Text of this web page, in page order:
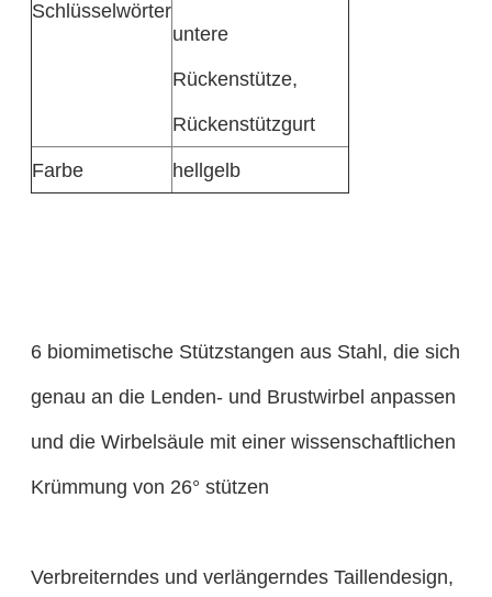
Schlüsselwörter
untere
Rückenstütze,
Rückenstützgurt
Farbe
hellgelb
6 biomimetische Stützstangen aus Stahl, die sich
genau an die Lenden- und Brustwirbel anpassen
und die Wirbelsäule mit einer wissenschaftlichen
Krümmung von 26° stützen
Verbreiterndes und verlängerndes Taillendesign,